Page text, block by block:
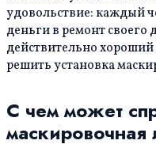
удовольствие: каждый
деньги в ремонт своего
действительно хороший
решить установка
С чем может
маскировочная